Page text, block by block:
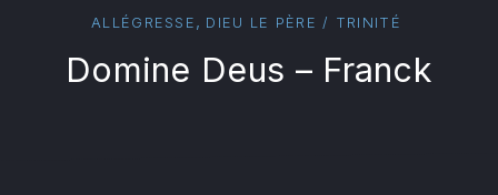
ALLÉGRESSE, DIEU LE PÈRE / TRINITÉ
Domine Deus – Franck